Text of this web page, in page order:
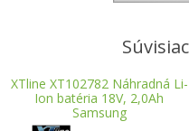
XTline XT102782 Náhradná Li-
Ion batéria 18V, 2,0Ah
Samsung